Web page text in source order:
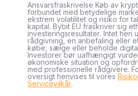
Ansvarsfraskrivelse Køb av
forbundet med betydelige
ekstrem volatilitet og risiko for
kapital. Bybit EU fraskriver sig
investeringsresultater. Intet heri
rådgivning, en anbefaling eller
købe, sælge eller beholde
Investorer bør uafhængigt
økonomiske situation og
med professionelle rådgivere.
oversigt henvises til vores
Servicevilkår.